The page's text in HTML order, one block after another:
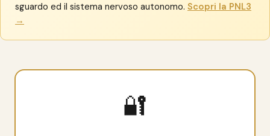
sguardo ed il sistema nervoso autonomo. Scopri la PNL3
→
🔐